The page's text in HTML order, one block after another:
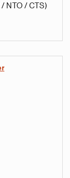
/ NTO / CTS)